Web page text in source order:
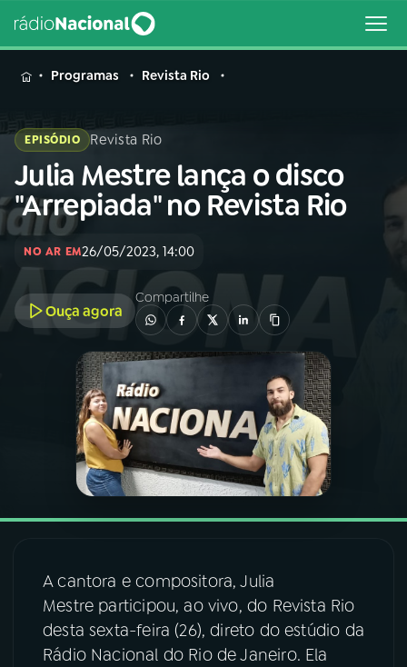
MENU
Buscar
na
Rádio
Nacional
Buscar
AO VIVO
01INÍCIO
A RÁDIO
PROGRAMAÇÃO
06VIDEOCASTS
Programas Revista Rio
EPISÓDIO Revista Rio
Julia Mestre lança o disco
"Arrepiada" no Revista Rio
NO AR EM26/05/2023, 14:00
Ouça agora
Compartilhe
A cantora e compositora, Julia
Mestre participou, ao vivo, do Revista Rio
desta sexta-feira (26), direto do estúdio da
Rádio Nacional do Rio de Janeiro. Ela